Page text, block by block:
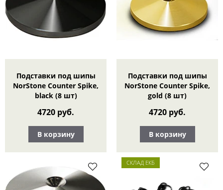
Подставки под шипы
NorStone Counter Spike,
black (8 шт)
4720 руб.
В корзину
Подставки под шипы
NorStone Counter Spike,
gold (8 шт)
4720 руб.
В корзину
СКЛАД ЕКБ